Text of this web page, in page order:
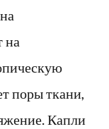
на
поры ткани,
Капли